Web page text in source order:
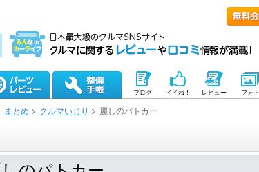
ブログ イイね！ レビュー フォト
まとめ クルマいじり 麗しのパトカー